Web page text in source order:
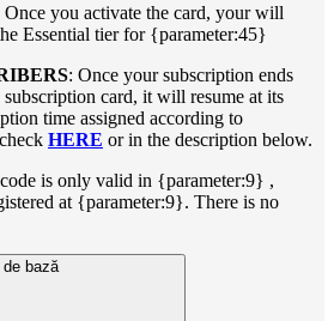
Once you activate the card, your will
Essential tier for {parameter:45}
: Once your subscription ends
card, it will resume at its
time assigned according to
HERE or in the description below.
is only valid in {parameter:9} ,
at {parameter:9}. There is no
de bază